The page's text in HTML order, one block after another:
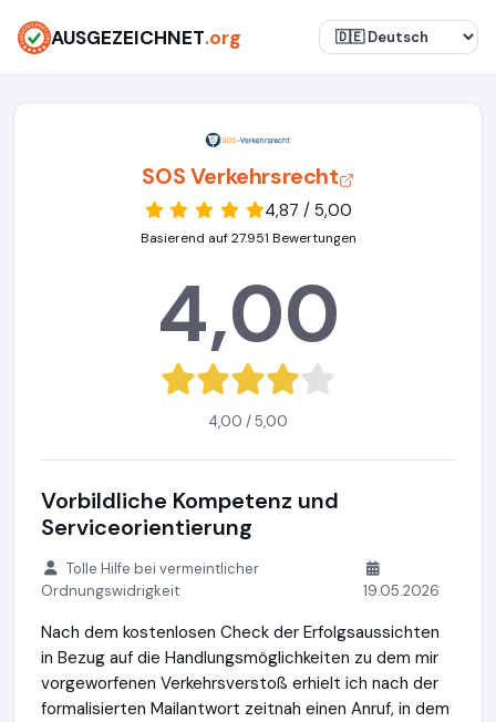
AUSGEZEICHNET.org
SOS Verkehrsrecht
4,87 / 5,00
Basierend auf 27.951 Bewertungen
4,00
4,00 / 5,00
Vorbildliche Kompetenz und
Serviceorientierung
Tolle Hilfe bei vermeintlicher
Ordnungswidrigkeit
19.05.2026
Nach dem kostenlosen Check der Erfolgsaussichten
in Bezug auf die Handlungsmöglichkeiten zu dem mir
vorgeworfenen Verkehrsverstoß erhielt ich nach der
formalisierten Mailantwort zeitnah einen Anruf, in dem